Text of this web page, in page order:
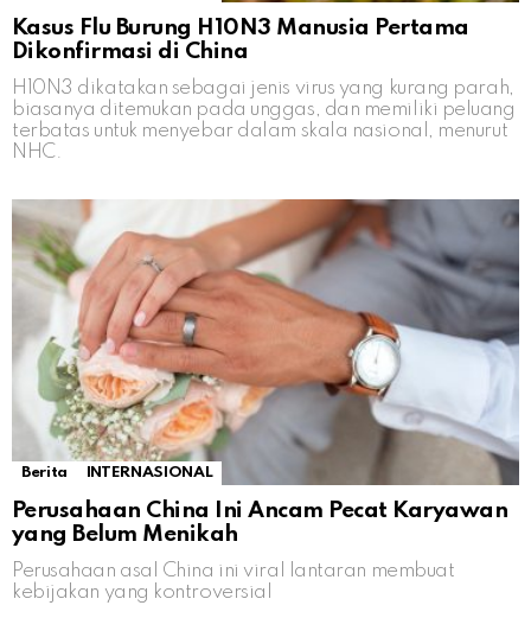
Kasus Flu Burung H10N3 Manusia Pertama
Dikonfirmasi di China
H10N3 dikatakan sebagai jenis virus yang kurang parah,
biasanya ditemukan pada unggas, dan memiliki peluang
terbatas untuk menyebar dalam skala nasional, menurut
NHC.
Berita INTERNASIONAL
Perusahaan China Ini Ancam Pecat Karyawan
yang Belum Menikah
Perusahaan asal China ini viral lantaran membuat
kebijakan yang kontroversial